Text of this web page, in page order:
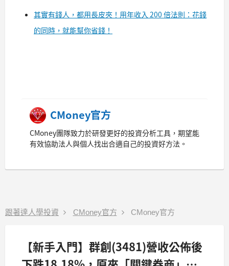
其實有錢人，都用長皮夾！用年收入 200 倍法則：花錢
的同時，就能幫你省錢！
CMoney官方
CMoney團隊致力於研發更好的投資分析工具，期望能
有效協助法人與個人找出合適自己的投資好方法。
跟著達人學投資 CMoney官方 CMoney官方
【新手入門】群創(3481)營收公佈後